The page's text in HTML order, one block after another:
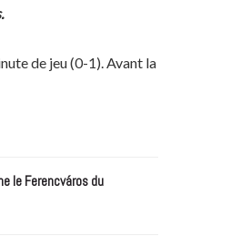
de jeu (0-1). Avant la
le Ferencváros du